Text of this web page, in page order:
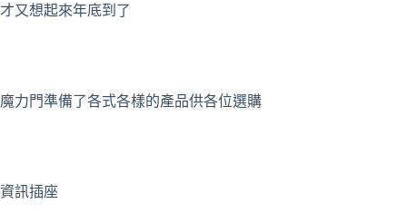
才又想起來年底到了
魔力門準備了各式各樣的產品供各位選購
資訊插座